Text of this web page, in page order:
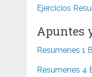
Ejercicios
Apuntes
Resumenes 1
Resumenes 4